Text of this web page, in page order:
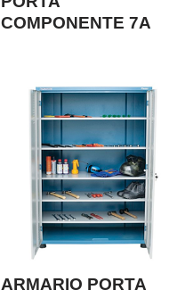
COMPONENTE 7A
ARMARIO PORTA